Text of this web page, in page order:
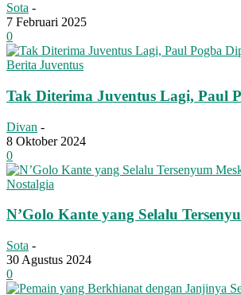
Sota -
7 Februari 2025
0
Berita Juventus
Tak Diterima Juventus Lagi, Paul
Divan -
8 Oktober 2024
0
Nostalgia
N’Golo Kante yang Selalu
Sota -
30 Agustus 2024
0